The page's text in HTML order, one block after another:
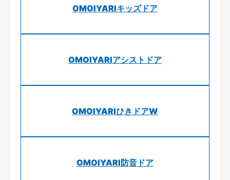
OMOIYARIキッズドア
OMOIYARIアシストドア
OMOIYARIひきドアW
OMOIYARI防音ドア